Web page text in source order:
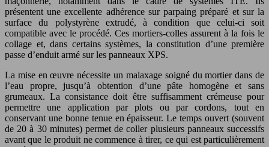
présentent une excellente adhérence sur parpaing préparé et sur la
surface du polystyrène extrudé, à condition que celui-ci soit
compatible avec le procédé. Ces mortiers-colles assurent à la fois le
collage et, dans certains systèmes, la constitution d’une première
passe d’enduit armé sur les panneaux XPS.
La mise en œuvre nécessite un malaxage soigné du mortier dans de
l’eau propre, jusqu’à obtention d’une pâte homogène et sans
grumeaux. La consistance doit être suffisamment crémeuse pour
permettre une application par plots ou par cordons, tout en
conservant une bonne tenue en épaisseur. Le temps ouvert (souvent
de 20 à 30 minutes) permet de coller plusieurs panneaux successifs
avant que le produit ne commence à tirer, ce qui est particulièrement